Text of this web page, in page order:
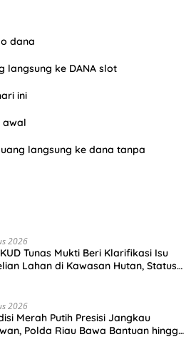
dana
langsung ke DANA slot
ini
awal
langsung ke dana tanpa
2026
Tunas Mukti Beri Klarifikasi Isu
Lahan di Kawasan Hutan, Status
2026
Merah Putih Presisi Jangkau
Polda Riau Bawa Bantuan hingga